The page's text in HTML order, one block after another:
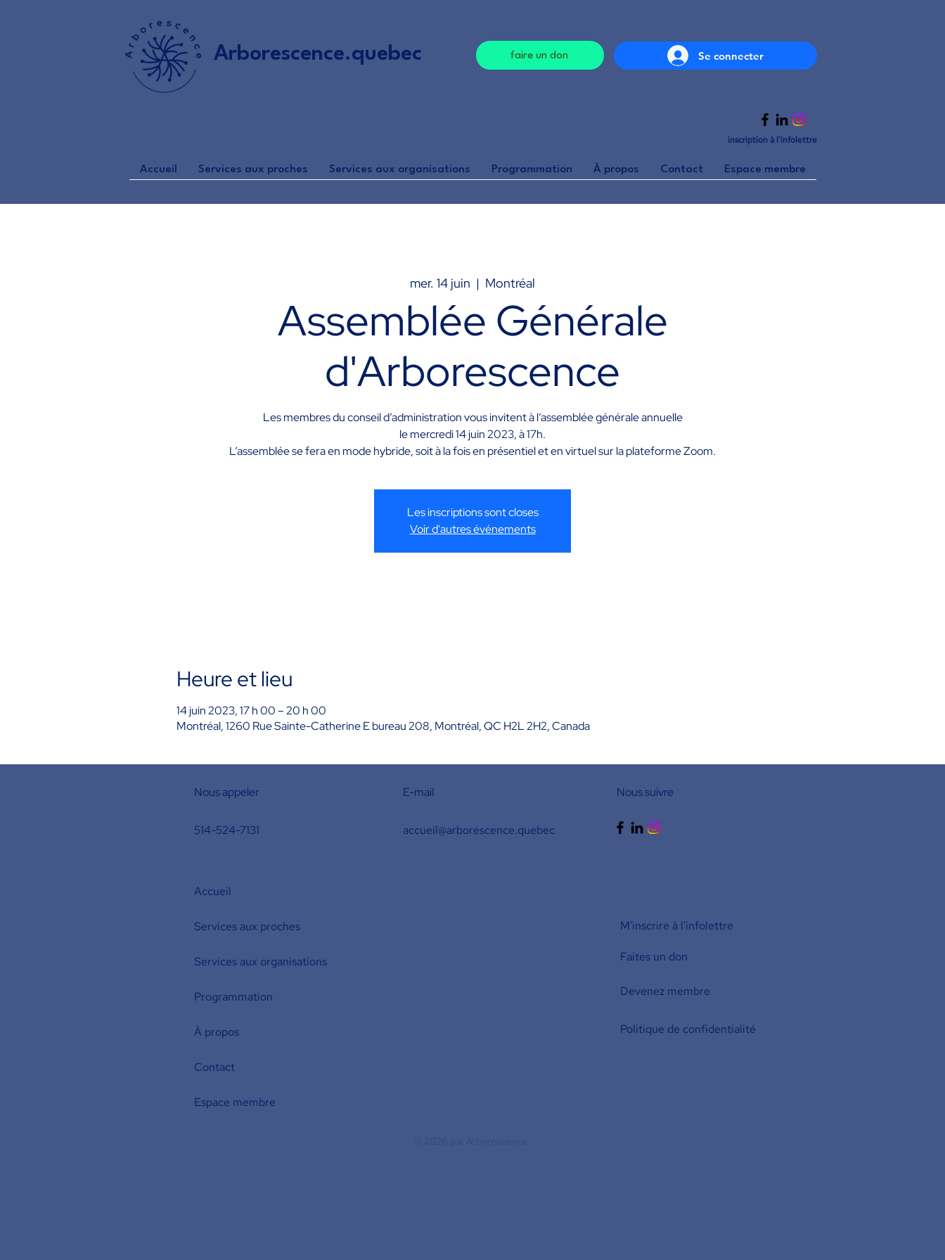
Arborescence.quebec faire un don Se connecter
inscription à l'infolettre
Accueil Services aux proches Services aux organisations Programmation À propos Contact Espace membre
mer. 14 juin
  |
Montréal
Assemblée Générale
d'Arborescence
Les membres du conseil d’administration vous invitent à l’assemblée générale annuelle
le mercredi 14 juin 2023, à 17h.
L’assemblée se fera en mode hybride, soit à la fois en présentiel et en virtuel sur la plateforme Zoom.
Les inscriptions sont closes
Voir d'autres événements
Heure et lieu
14 juin 2023, 17 h 00 – 20 h 00
Montréal, 1260 Rue Sainte-Catherine E bureau 208, Montréal, QC H2L 2H2, Canada
Nous appeler
514-524-7131
E-mail
accueil@arborescence.quebec
Accueil
Services aux proches
Services aux organisations
Programmation
À propos
Contact
Espace membre
Nous suivre
M'inscrire à l'infolettre
Faites un don
Devenez membre
Politique de confidentialité
© 2026 par Arborescence.